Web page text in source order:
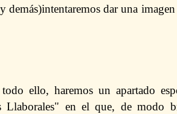
demás)intentaremos dar una
ello, haremos un apartado
Llaborales" en el que, de modo